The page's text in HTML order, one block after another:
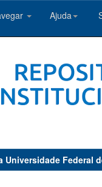
Ajuda
Federal